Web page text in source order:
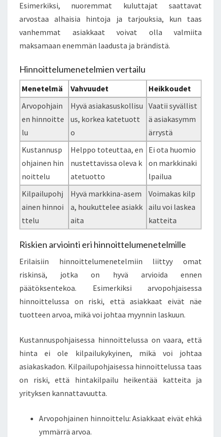
Esimerkiksi, nuoremmat kuluttajat saattavat
arvostaa alhaisia hintoja ja tarjouksia, kun taas
vanhemmat asiakkaat voivat olla valmiita
maksamaan enemmän laadusta ja brändistä.
Hinnoittelumenetelmien vertailu
Menetelmä Vahvuudet
Heikkoudet
Arvopohjain
en hinnoitte
lu
Hyvä asiakasuskollisu
us, korkea katetuott
o
Vaatii syvällist
ä asiakasymm
ärrystä
Kustannusp
ohjainen hin
noittelu
Helppo toteuttaa, en
nustettavissa oleva k
atetuotto
Ei ota huomio
on markkinaki
lpailua
Kilpailupohj
ainen hinnoi
ttelu
Hyvä markkina-asem
a, houkuttelee asiakk
aita
Voimakas kilp
ailu voi laskea
katteita
Riskien arviointi eri hinnoittelumenetelmille
Erilaisiin hinnoittelumenetelmiin liittyy omat
riskinsä, jotka on hyvä arvioida ennen
päätöksentekoa. Esimerkiksi arvopohjaisessa
hinnoittelussa on riski, että asiakkaat eivät näe
tuotteen arvoa, mikä voi johtaa myynnin laskuun.
Kustannuspohjaisessa hinnoittelussa on vaara, että
hinta ei ole kilpailukykyinen, mikä voi johtaa
asiakaskadon. Kilpailupohjaisessa hinnoittelussa taas
on riski, että hintakilpailu heikentää katteita ja
yrityksen kannattavuutta.
Arvopohjainen hinnoittelu: Asiakkaat eivät ehkä
ymmärrä arvoa.